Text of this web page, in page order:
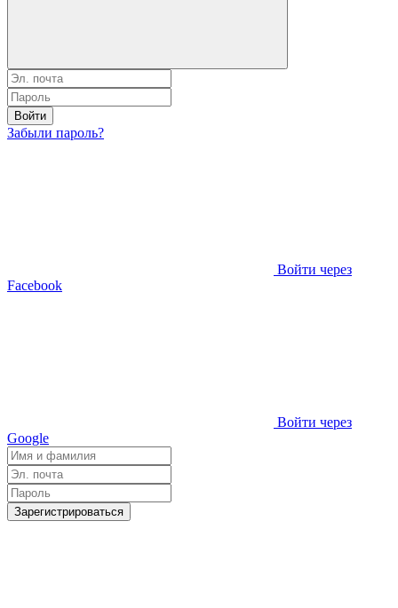
Войти
Забыли пароль?
Войти через
Facebook
Войти через
Google
Зарегистрироваться